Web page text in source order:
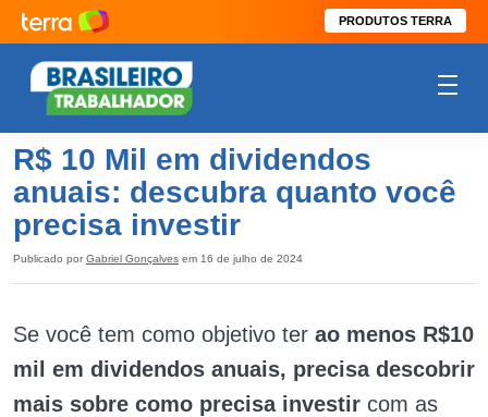
PRODUTOS TERRA
R$ 10 Mil em dividendos
anuais: descubra quanto você
precisa investir
Publicado por Gabriel Gonçalves em 16 de julho de 2024
Se você tem como objetivo ter ao menos R$10
mil em dividendos anuais, precisa descobrir
mais sobre como precisa investir com as